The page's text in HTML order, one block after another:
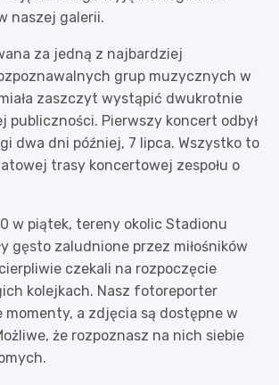
naszej galerii.
za jedną z najbardziej
grup muzycznych w
zaszczyt wystąpić dwukrotnie
publiczności. Pierwszy koncert odbył
dwa dni później, 7 lipca. Wszystko to
trasy koncertowej zespołu o
w piątek, tereny okolic Stadionu
gęsto zaludnione przez miłośników
czekali na rozpoczęcie
kolejkach. Nasz fotoreporter
momenty, a zdjęcia są dostępne w
że rozpoznasz na nich siebie